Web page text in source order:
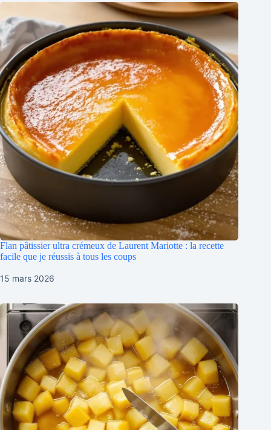
Flan pâtissier ultra crémeux de Laurent Mariotte : la recette
facile que je réussis à tous les coups
15 mars 2026